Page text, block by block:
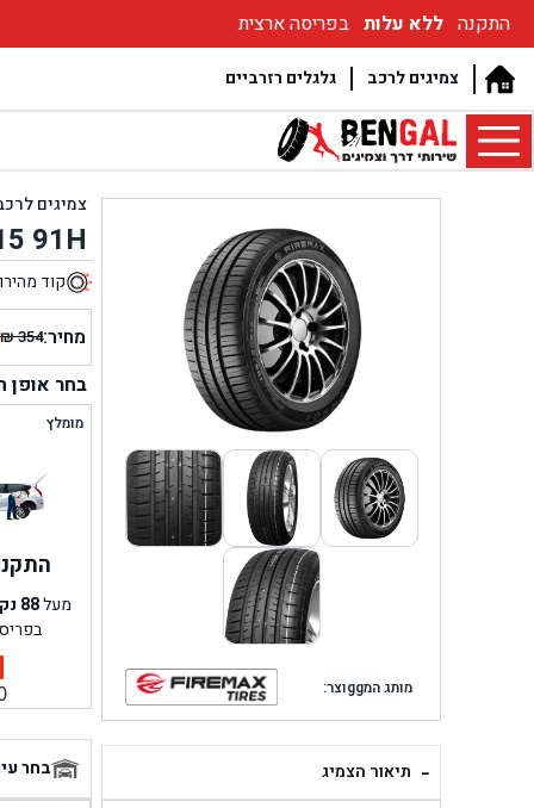
התקנה ללא עלות בפריסה ארצית
גלגלים רזרביים צמיגים לרכב
מותג המggוצר:
- תיאור הצמיג
צמיגים
91H
קוד
מחיר: ₪354
היה:
הוא:
בחר אופן
מומלץ
מעל88
בחר